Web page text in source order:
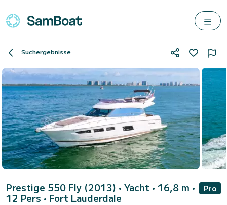
Suchergebnisse
Prestige 550 Fly (2013) • Yacht • 16,8 m •
12 Pers • Fort Lauderdale
Pro